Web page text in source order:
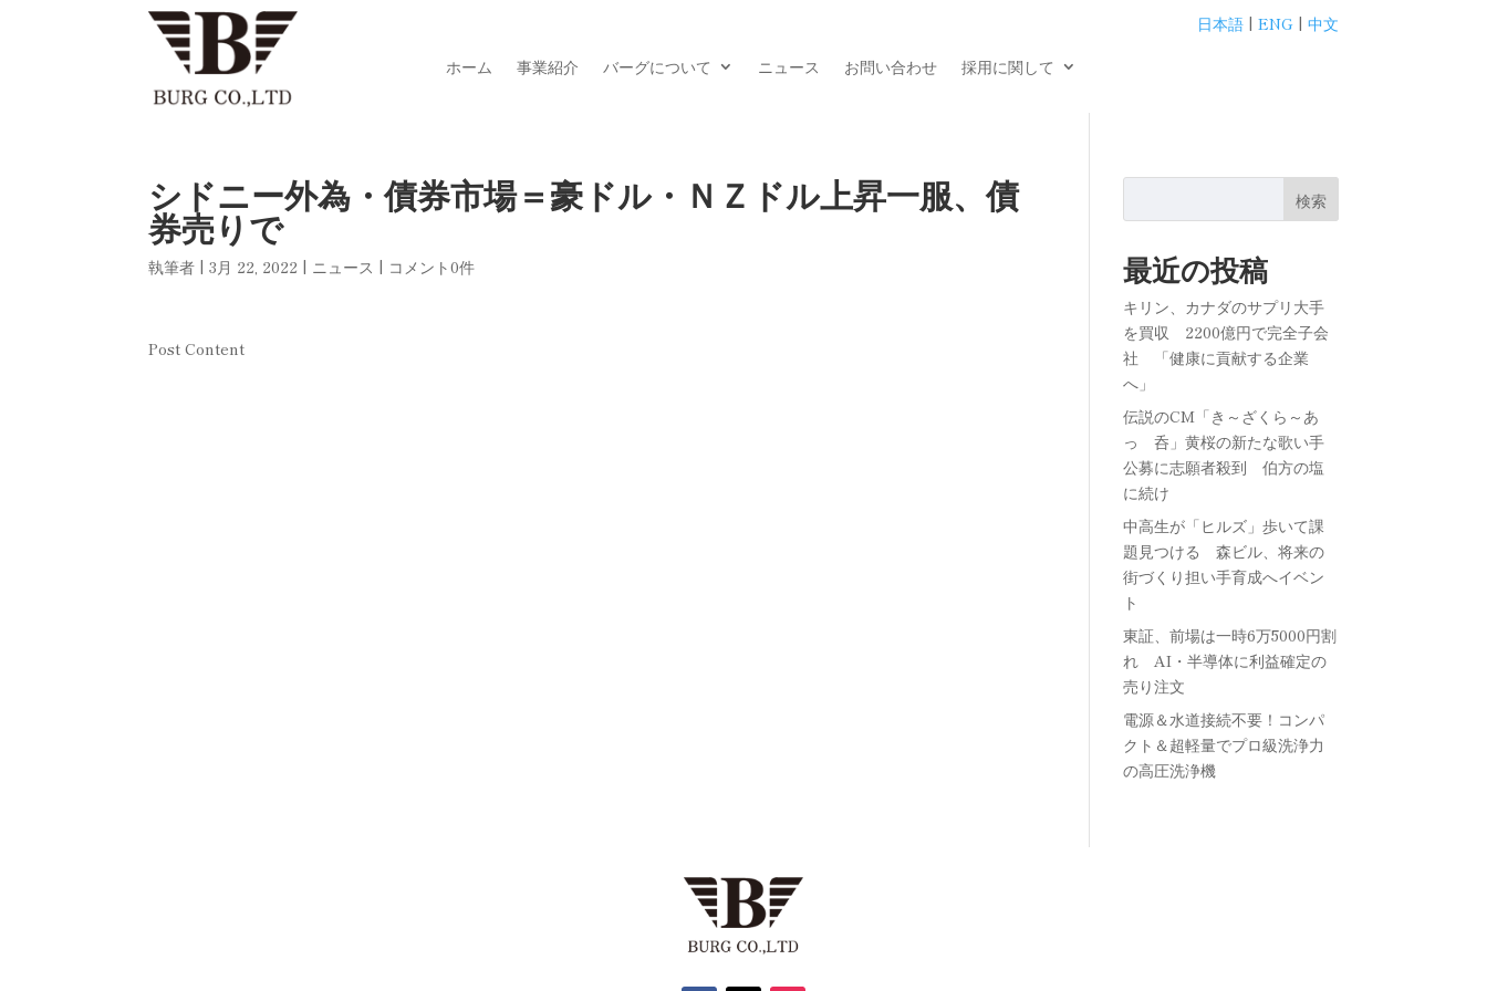
日本語| ENG| 中文
ホーム
事業紹介 バーグについて ニュース お問い合わせ 採用に関して
シドニー外為・債券市場＝豪ドル・ＮＺドル上昇一服、債
券売りで
執筆者 |3月 22, 2022 | ニュース | コメント0件
Post Content
検索
最近の投稿
キリン、カナダのサプリ大手
を買収 2200億円で完全子会
社 「健康に貢献する企業
へ」
伝説のCM「き～ざくら～あ
っ 呑」黄桜の新たな歌い手
公募に志願者殺到 伯方の塩
に続け
中高生が「ヒルズ」歩いて課
題見つける 森ビル、将来の
街づくり担い手育成へイベン
ト
東証、前場は一時6万5000円割
れ AI・半導体に利益確定の
売り注文
電源＆水道接続不要！コンパ
クト＆超軽量でプロ級洗浄力
の高圧洗浄機